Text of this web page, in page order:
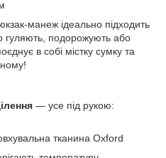
манеж ідеально підходить
гуляють, подорожують або
в собі містку сумку та
— усе під рукою:
тканина Oxford